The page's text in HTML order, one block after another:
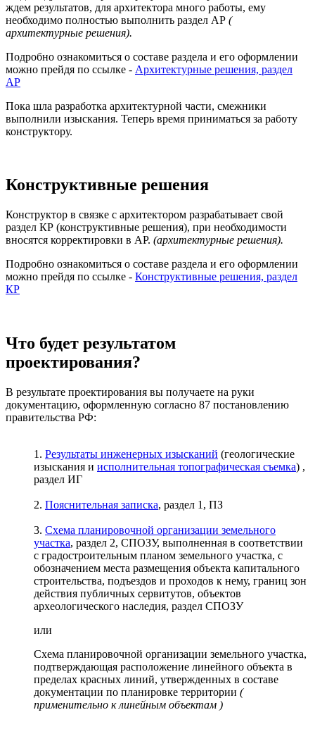
ждем результатов, для архитектора много работы, ему
необходимо полностью выполнить раздел АР (
архитектурные решения).
Подробно ознакомиться о составе раздела и его оформлении
можно прейдя по ссылке - Архитектурные решения, раздел
АР
Пока шла разработка архитектурной части, смежники
выполнили изыскания. Теперь время приниматься за работу
конструктору.
Конструктивные решения
Конструктор в связке с архитектором разрабатывает свой
раздел КР (конструктивные решения), при необходимости
вносятся корректировки в АР. (архитектурные решения).
Подробно ознакомиться о составе раздела и его оформлении
можно прейдя по ссылке - Конструктивные решения, раздел
КР
Что будет результатом
проектирования?
В результате проектирования вы получаете на руки
документацию, оформленную согласно 87 постановлению
правительства РФ:
1. Результаты инженерных изысканий (геологические
изыскания и исполнительная топографическая съемка) ,
раздел ИГ
2. Пояснительная записка, раздел 1, ПЗ
3. Схема планировочной организации земельного
участка, раздел 2, СПОЗУ, выполненная в соответствии
с градостроительным планом земельного участка, с
обозначением места размещения объекта капитального
строительства, подъездов и проходов к нему, границ зон
действия публичных сервитутов, объектов
археологического наследия, раздел СПОЗУ
или
Схема планировочной организации земельного участка,
подтверждающая расположение линейного объекта в
пределах красных линий, утвержденных в составе
документации по планировке территории (
применительно к линейным объектам )